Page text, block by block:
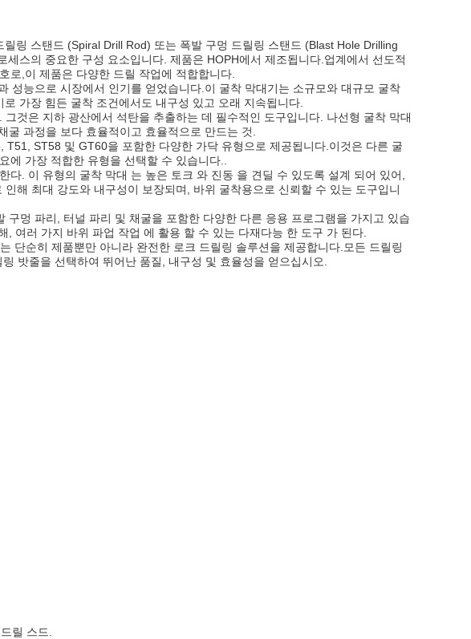
링 스탠드 (Spiral Drill Rod) 또는 폭발 구멍 드릴링 스탠드 (Blast Hole Drilling
스의 중요한 구성 요소입니다. 제품은 HOPH에서 제조됩니다.업계에서 선도적
로,이 제품은 다양한 드릴 작업에 적합합니다.
성능으로 시장에서 인기를 얻었습니다.이 굴착 막대기는 소규모와 대규모 굴착
가장 힘든 굴착 조건에서도 내구성 있고 오래 지속됩니다.
것은 지하 광산에서 석탄을 추출하는 데 필수적인 도구입니다. 나선형 굴착 막대
과정을 보다 효율적이고 효율적으로 만드는 것.
ST58 및 GT60을 포함한 다양한 가닥 유형으로 제공됩니다.이것은 다른 굴
에 가장 적합한 유형을 선택할 수 있습니다..
다. 이 유형의 굴착 막대 는 높은 토크 와 진동 을 견딜 수 있도록 설계 되어 있어,
해 최대 강도와 내구성이 보장되며, 바위 굴착용으로 신뢰할 수 있는 도구입니
구멍 파리, 터널 파리 및 채굴을 포함한 다양한 다른 응용 프로그램을 가지고 있습
여러 가지 바위 파업 작업 에 활용 할 수 있는 다재다능 한 도구 가 된다.
단순히 제품뿐만 아니라 완전한 로크 드릴링 솔루션을 제공합니다.모든 드릴링
밧줄을 선택하여 뛰어난 품질, 내구성 및 효율성을 얻으십시오.
릴 스드.